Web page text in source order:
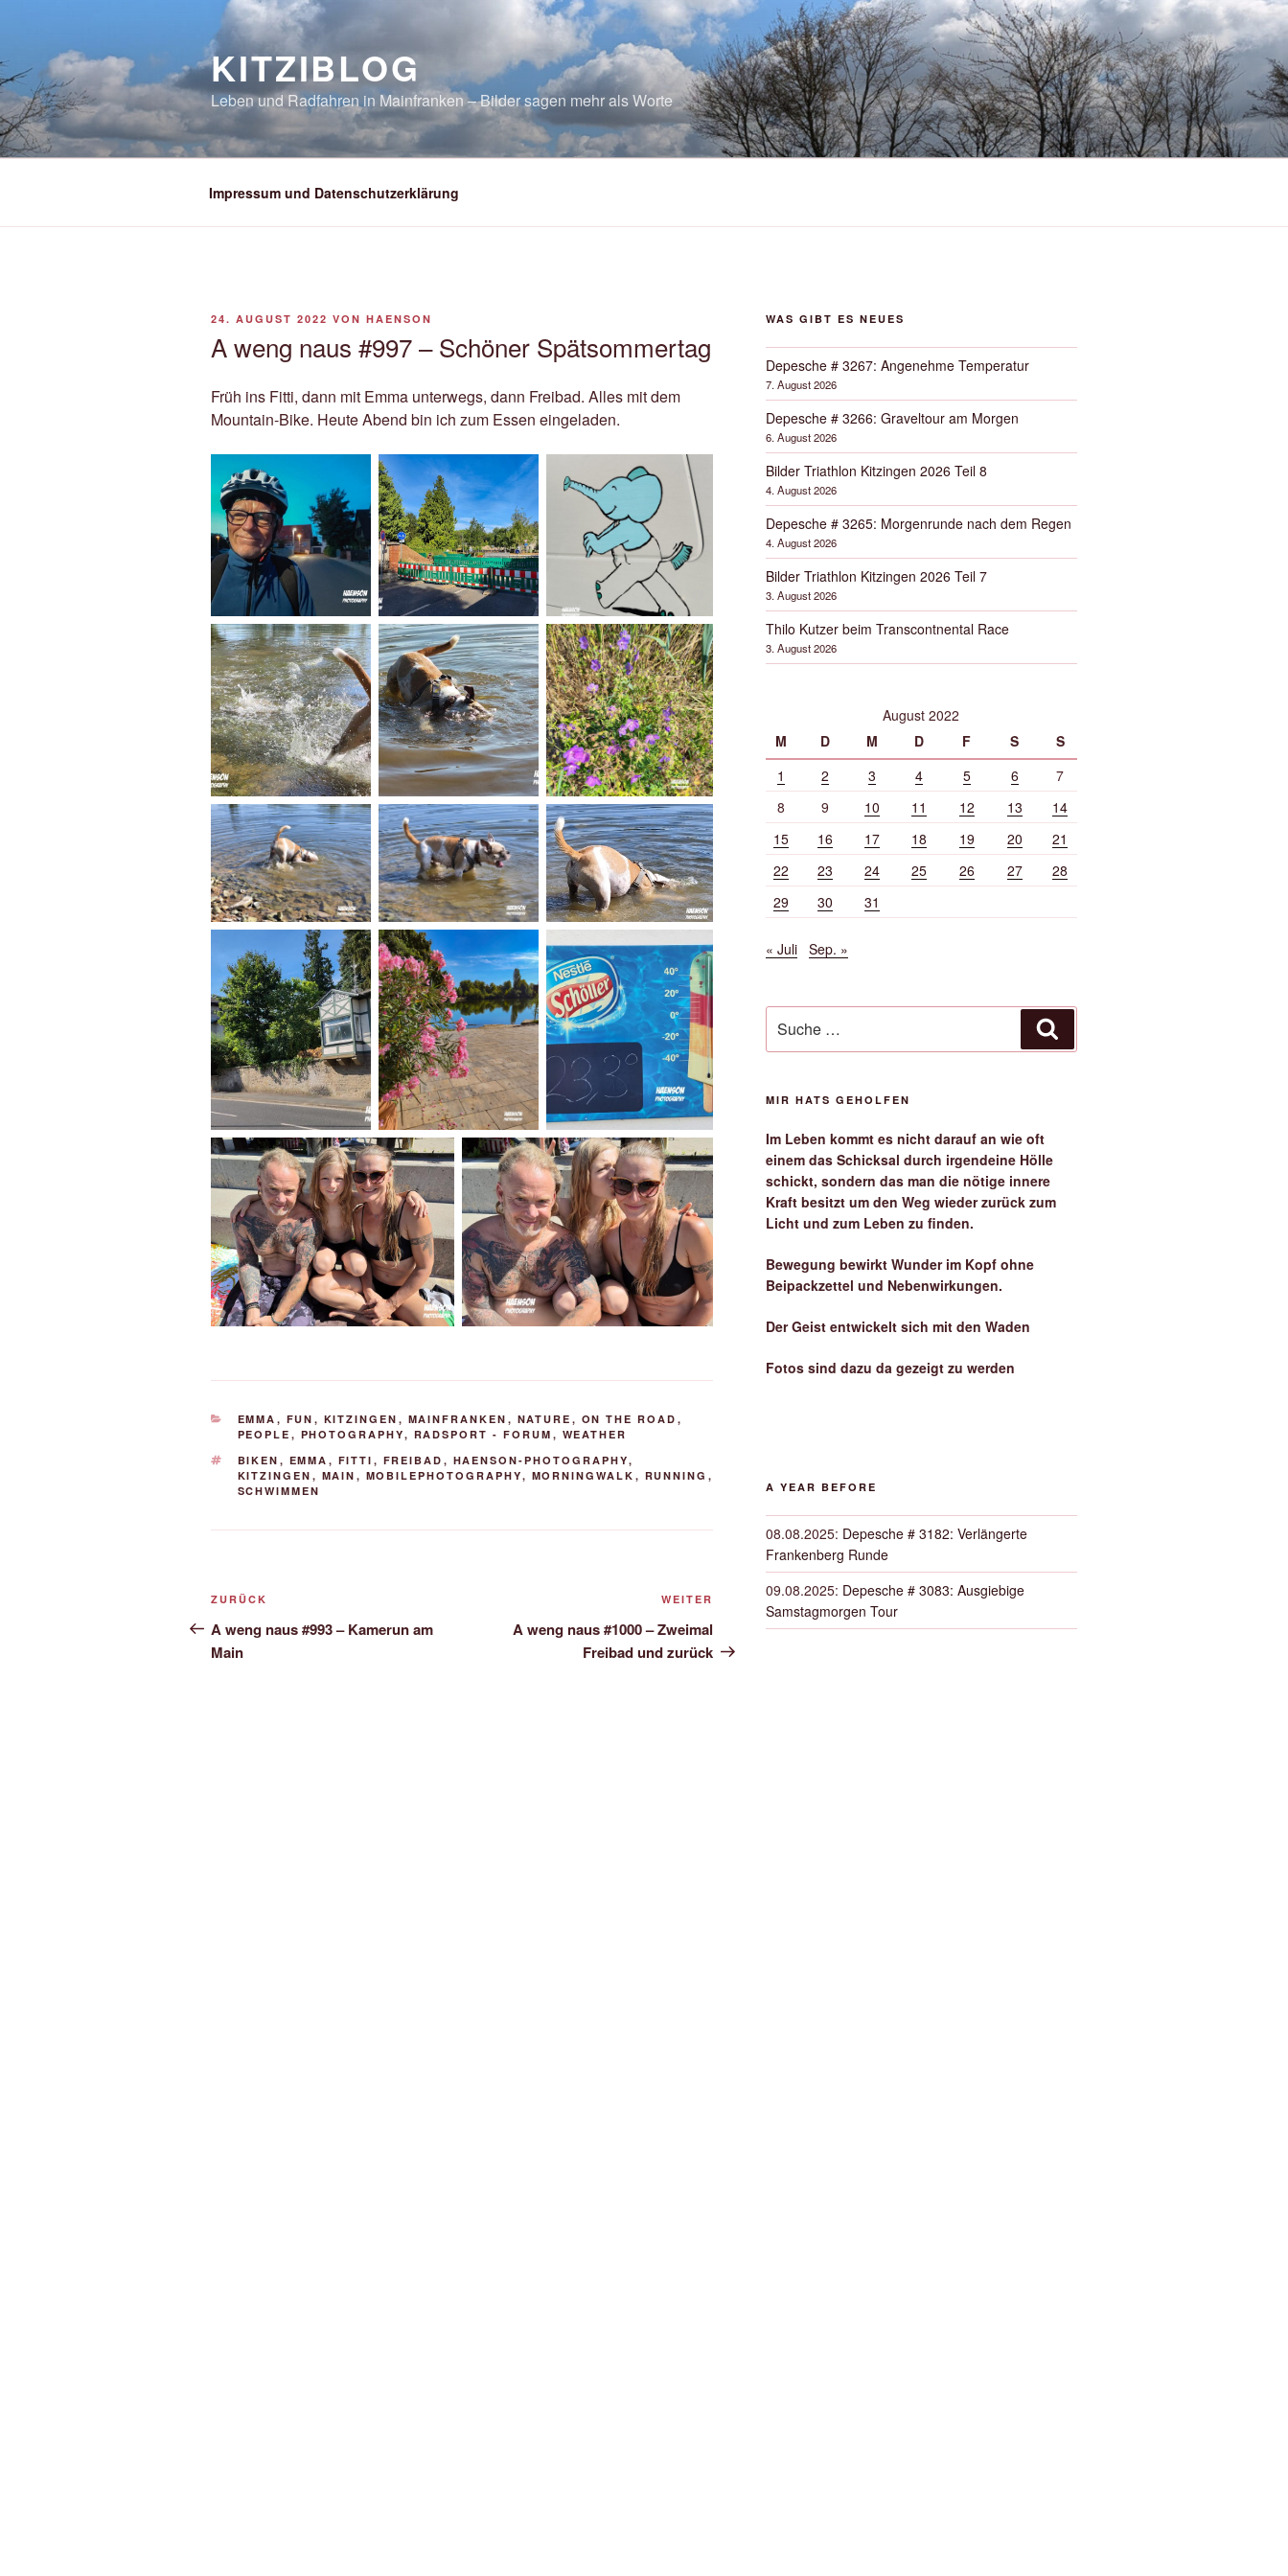
springen
KITZIBLOG
Leben und Radfahren in Mainfranken – Bilder sagen mehr als Worte
Impressum und Datenschutzerklärung
VERÖFFENTLICHT
24. AUGUST 2022 VON HAENSON
A weng naus #997 – Schöner Spätsommertag
Früh ins Fitti, dann mit Emma unterwegs, dann Freibad. Alles mit dem
Mountain-Bike. Heute Abend bin ich zum Essen eingeladen.
KATEGORIEN
EMMA , FUN , KITZINGEN , MAINFRANKEN , NATURE , ON THE ROAD ,
PEOPLE , PHOTOGRAPHY, RADSPORT - FORUM , WEATHER
SCHLAGWÖRTER
BIKEN , EMMA , FITTI , FREIBAD , HAENSON-PHOTOGRAPHY,
KITZINGEN , MAIN , MOBILEPHOTOGRAPHY, MORNINGWALK , RUNNING ,
SCHWIMMEN
Beitrags-
Navigation
Vorheriger
Beitrag
ZURÜCK
A weng naus #993 – Kamerun am
Main
Nächster
WEITER
A weng naus #1000 – Zweimal
Freibad und zurück
WAS GIBT ES NEUES
Depesche # 3267: Angenehme Temperatur
7. August 2026
Depesche # 3266: Graveltour am Morgen
6. August 2026
Bilder Triathlon Kitzingen 2026 Teil 8
4. August 2026
Depesche # 3265: Morgenrunde nach dem Regen
4. August 2026
Bilder Triathlon Kitzingen 2026 Teil 7
3. August 2026
Thilo Kutzer beim Transcontnental Race
3. August 2026
August 2022
M
D M D F S
S
1
2 3 4 5 6
7
8
9 10 11 12 13
14
15
16 17 18 19 20
21
22
23 24 25 26 27
28
29
30 31
« Juli Sep. »
nach:
MIR HATS GEHOLFEN
Im Leben kommt es nicht darauf an wie oft
einem das Schicksal durch irgendeine Hölle
schickt, sondern das man die nötige innere
Kraft besitzt um den Weg wieder zurück zum
Licht und zum Leben zu finden.
Bewegung bewirkt Wunder im Kopf ohne
Beipackzettel und Nebenwirkungen.
Der Geist entwickelt sich mit den Waden
Fotos sind dazu da gezeigt zu werden
A YEAR BEFORE
08.08.2025: Depesche # 3182: Verlängerte
Frankenberg Runde
09.08.2025: Depesche # 3083: Ausgiebige
Samstagmorgen Tour